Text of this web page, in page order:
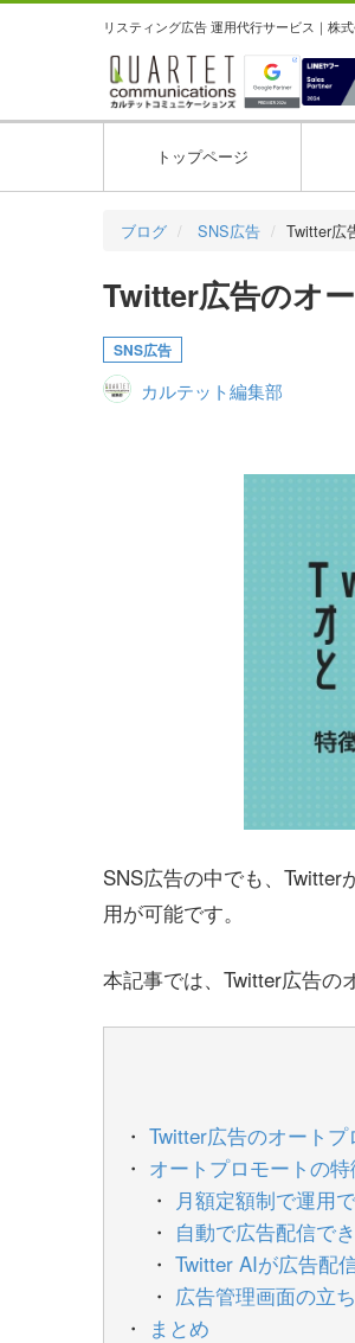
リスティング広告 運用代行サービス｜株
トップページ
ブログ SNS広告 Twitter広
Twitter広告のオ
SNS広告
カルテット編集部
SNS広告の中でも、
用が可能です。
本記事では、Twitter広告の
Twitter広告のオート
オートプロモートの
月額定額制で運用
自動で広告配信で
Twitter AIが広告配
広告管理画面の立
まとめ